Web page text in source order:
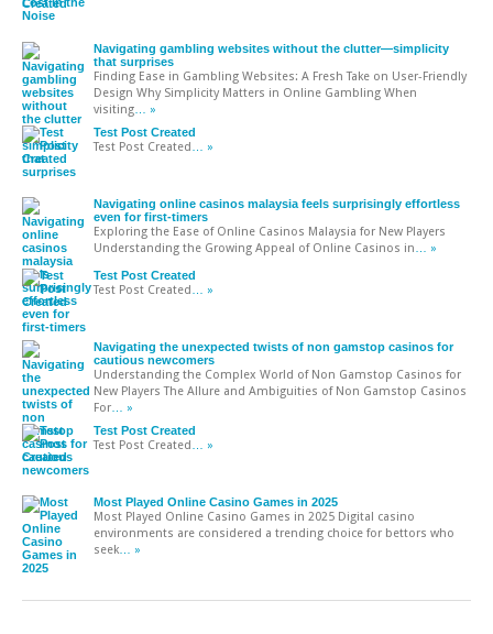
Navigating gambling websites without the clutter—simplicity
that surprises
Finding Ease in Gambling Websites: A Fresh Take on User-Friendly
Design Why Simplicity Matters in Online Gambling When
visiting … »
Test Post Created
Test Post Created … »
Navigating online casinos malaysia feels surprisingly effortless
even for first-timers
Exploring the Ease of Online Casinos Malaysia for New Players
Understanding the Growing Appeal of Online Casinos in … »
Test Post Created
Test Post Created … »
Navigating the unexpected twists of non gamstop casinos for
cautious newcomers
Understanding the Complex World of Non Gamstop Casinos for
New Players The Allure and Ambiguities of Non Gamstop Casinos
For … »
Test Post Created
Test Post Created … »
Most Played Online Casino Games in 2025
Most Played Online Casino Games in 2025 Digital casino
environments are considered a trending choice for bettors who
seek … »